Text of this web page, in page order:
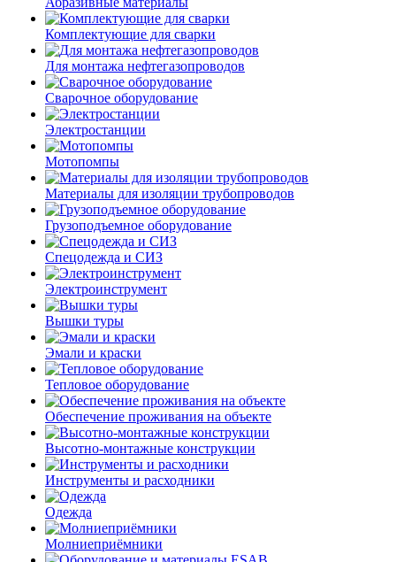
Комплектующие для сварки
Для монтажа нефтегазопроводов
Сварочное оборудование
Электростанции
Мотопомпы
Материалы для изоляции трубопроводов
Грузоподъемное оборудование
Спецодежда и СИЗ
Электроинструмент
Вышки туры
Эмали и краски
Тепловое оборудование
Обеспечение проживания на объекте
Высотно-монтажные конструкции
Инструменты и расходники
Одежда
Молниеприёмники